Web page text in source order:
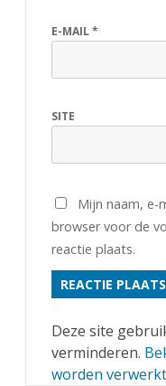
E-MAIL*
SITE
Mijn naam, e-
browser voor de
reactie plaats.
Deze site
verminderen.
worden verwerkt